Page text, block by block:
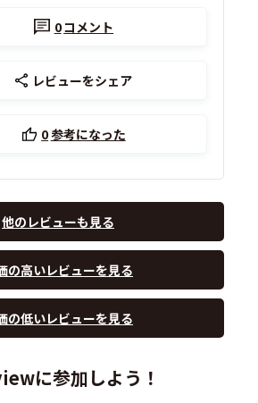
0コメント
レビューをシェア
0参考になった
他のレビューも見る
の高いレビューを見る
の低いレビューを見る
に参加しよう！